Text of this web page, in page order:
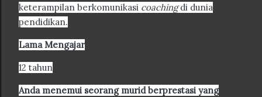
keterampilan berkomunikasi coachingdi dunia
pendidikan.
Lama Mengajar
12 tahun
Anda menemui seorang murid berprestasi yang